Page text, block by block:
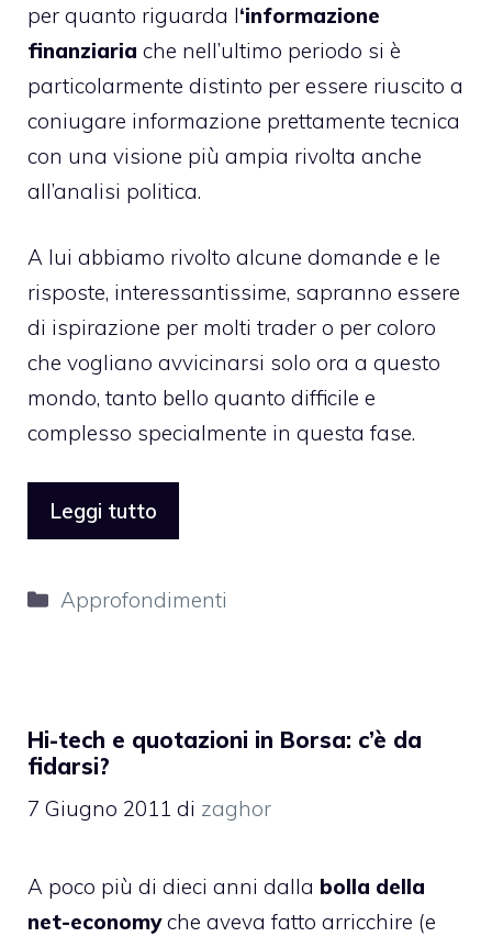
per quanto riguarda l‘informazione
finanziaria che nell’ultimo periodo si è
particolarmente distinto per essere riuscito a
coniugare informazione prettamente tecnica
con una visione più ampia rivolta anche
all’analisi politica.
A lui abbiamo rivolto alcune domande e le
risposte, interessantissime, sapranno essere
di ispirazione per molti trader o per coloro
che vogliano avvicinarsi solo ora a questo
mondo, tanto bello quanto difficile e
complesso specialmente in questa fase.
Leggi tutto
Categorie
Approfondimenti
Hi-tech e quotazioni in Borsa: c’è da
fidarsi?
7 Giugno 2011 di zaghor
A poco più di dieci anni dalla bolla della
net-economyche aveva fatto arricchire (e